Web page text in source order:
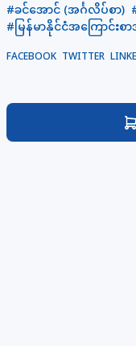
#ခင်အောင် (အင်္ဂလိပ်စာ)
#မြန်မာနိုင်ငံအကြောင်းစာ
FACEBOOK TWITTER